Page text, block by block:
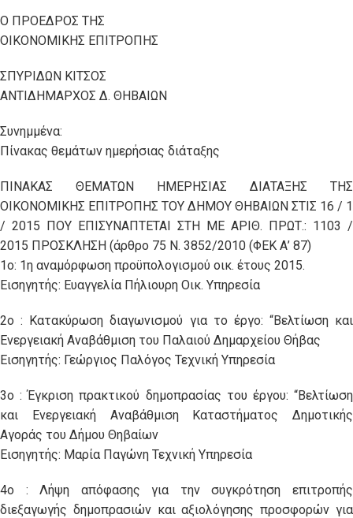
Ο ΠΡΟΕΔΡΟΣ ΤΗΣ
ΟΙΚΟΝΟΜΙΚΗΣ ΕΠΙΤΡΟΠΗΣ
ΣΠΥΡΙΔΩΝ ΚΙΤΣΟΣ
ΑΝΤΙΔΗΜΑΡΧΟΣ Δ. ΘΗΒΑΙΩΝ
Συνημμένα:
Πίνακας θεμάτων ημερήσιας διάταξης
ΠΙΝΑΚΑΣ ΘΕΜΑΤΩΝ ΗΜΕΡΗΣΙΑΣ ΔΙΑΤΑΞΗΣ ΤΗΣ
ΟΙΚΟΝΟΜΙΚΗΣ ΕΠΙΤΡΟΠΗΣ ΤΟΥ ΔΗΜΟΥ ΘΗΒΑΙΩΝ ΣΤΙΣ 16 / 1
/ 2015 ΠΟΥ ΕΠΙΣΥΝΑΠΤΕΤΑΙ ΣΤΗ ΜΕ ΑΡΙΘ. ΠΡΩΤ.: 1103 /
2015 ΠΡΟΣΚΛΗΣΗ (άρθρο 75 Ν. 3852/2010 (ΦΕΚ Α’ 87)
1o: 1η αναμόρφωση προϋπολογισμού οικ. έτους 2015.
Εισηγητής: Ευαγγελία Πήλιουρη Οικ. Υπηρεσία
2ο : Κατακύρωση διαγωνισμού για το έργο: “Βελτίωση και
Ενεργειακή Αναβάθμιση του Παλαιού Δημαρχείου Θήβας
Εισηγητής: Γεώργιος Παλόγος Τεχνική Υπηρεσία
3ο : Έγκριση πρακτικού δημοπρασίας του έργου: “Βελτίωση
και Ενεργειακή Αναβάθμιση Καταστήματος Δημοτικής
Αγοράς του Δήμου Θηβαίων
Εισηγητής: Μαρία Παγώνη Τεχνική Υπηρεσία
4ο : Λήψη απόφασης για την συγκρότηση επιτροπής
διεξαγωγής δημοπρασιών και αξιολόγησης προσφορών για